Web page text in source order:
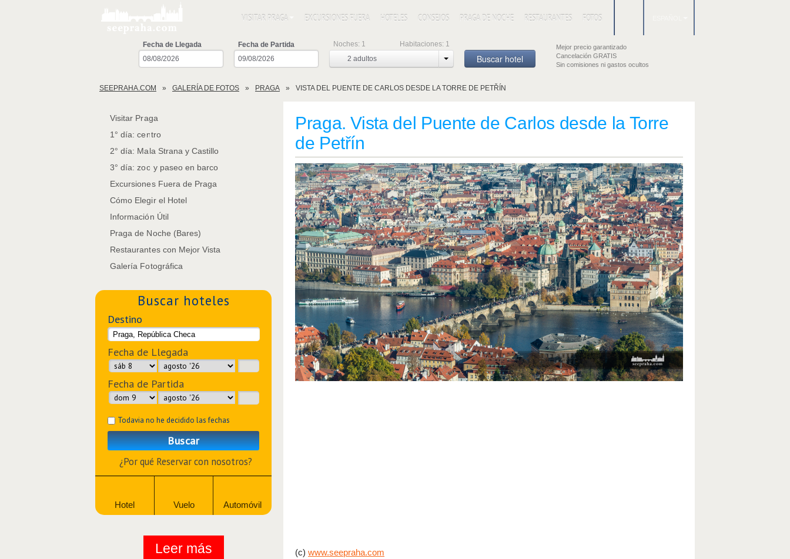
VISITAR PRAGA EXCURSIONES FUERA HOTELES CONSEJOS PRAGA DE NOCHE RESTAURANTES FOTOS
Fecha de Llegada
Fecha de Partida
2 adultos
Noches: 1 Habitaciones: 1
Buscar hotel
Mejor precio garantizado
Cancelación GRATIS
Sin comisiones ni gastos ocultos
SEEPRAHA.COM GALERÍA DE FOTOS PRAGA VISTA DEL PUENTE DE CARLOS DESDE LA TORRE DE PETŘÍN
Praga. Vista del Puente de Carlos desde la Torre
de Petřín
(c) www.seepraha.com
Visitar Praga
1° día: centro
2° día: Mala Strana y Castillo
3° día: zoo y paseo en barco
Excursiones Fuera de Praga
Cómo Elegir el Hotel
Información Útil
Praga de Noche (Bares)
Restaurantes con Mejor Vista
Galería Fotográfica
Buscar hoteles
Destino
Fecha de Llegada
Fecha de Partida
Todavia no he decidido las fechas
Buscar
¿Por qué Reservar con nosotros?
Hotel Vuelo Automóvil
Leer más